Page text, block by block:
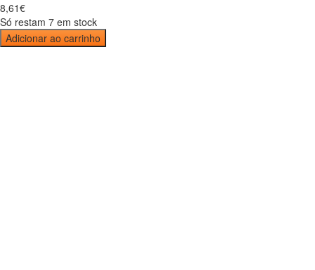
8,61€
Só restam 7 em stock
Adicionar ao carrinho